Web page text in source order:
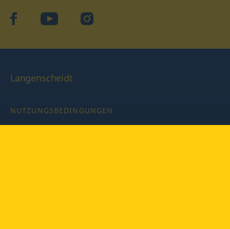
facebookYouTube Instagram
Langenscheidt
NUTZUNGSBEDINGUNGEN